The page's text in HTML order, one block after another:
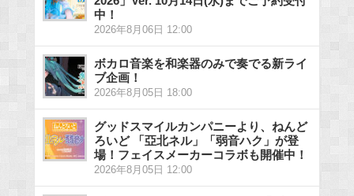
中！
2026年8月06日 12:00
ボカロ音楽を和楽器のみで奏でる新ライ
ブ企画！
2026年8月05日 18:00
グッドスマイルカンパニーより、ねんど
ろいど 「亞北ネル」「弱音ハク」が登
場！フェイスメーカーコラボも開催中！
2026年8月05日 12:00